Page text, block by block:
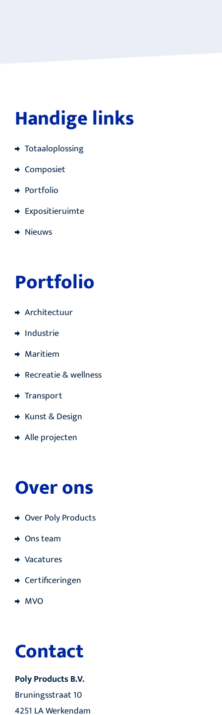
Handige links
Totaaloplossing
Composiet
Portfolio
Expositieruimte
Nieuws
Portfolio
Architectuur
Industrie
Maritiem
Recreatie & wellness
Transport
Kunst & Design
Alle projecten
Over ons
Over Poly Products
Ons team
Vacatures
Certificeringen
MVO
Contact
Poly Products B.V.
Bruningsstraat 10
4251 LA Werkendam